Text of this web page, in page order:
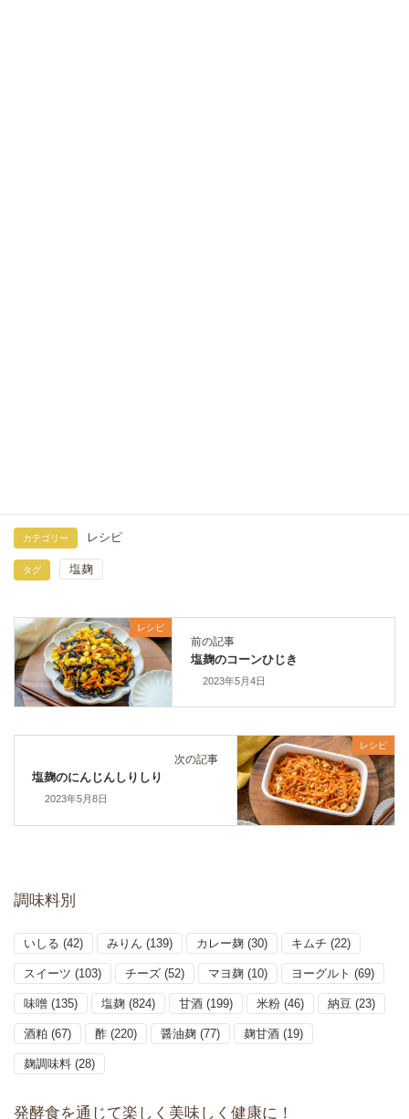
カテゴリー レシピ
タグ 塩麹
レシピ
前の記事
塩麹のコーンひじき
2023年5月4日
レシピ
次の記事
塩麹のにんじんしりしり
2023年5月8日
調味料別
いしる (42) みりん (139) カレー麹 (30) キムチ (22)
スイーツ (103) チーズ (52) マヨ麹 (10) ヨーグルト (69)
味噌 (135) 塩麹 (824) 甘酒 (199) 米粉 (46) 納豆 (23)
酒粕 (67) 酢 (220) 醤油麹 (77) 麹甘酒 (19)
麹調味料 (28)
発酵食を通じて楽しく美味しく健康に！